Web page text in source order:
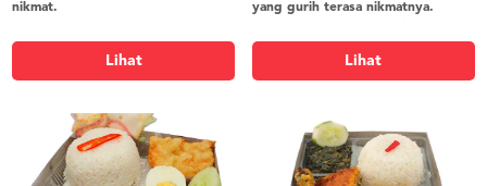
nikmat.
pindang, oseng labu, tahu bacem,
lalap timun, sambel, krupuk
Lihat
yang gurih terasa nikmatnya.
goreng, kering tempe, tahu semur,
lalap timun, sambel, krupuk
Lihat